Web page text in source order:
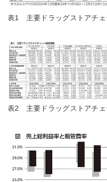
表1 主要ドラッグストアチェ
表2 主要ドラッグストアチェ